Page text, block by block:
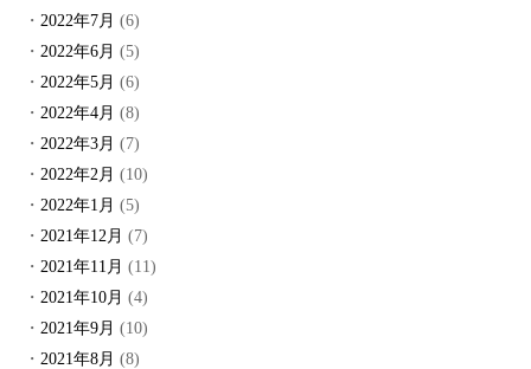
2022年7月 (6)
2022年6月 (5)
2022年5月 (6)
2022年4月 (8)
2022年3月 (7)
2022年2月 (10)
2022年1月 (5)
2021年12月 (7)
2021年11月 (11)
2021年10月 (4)
2021年9月 (10)
2021年8月 (8)